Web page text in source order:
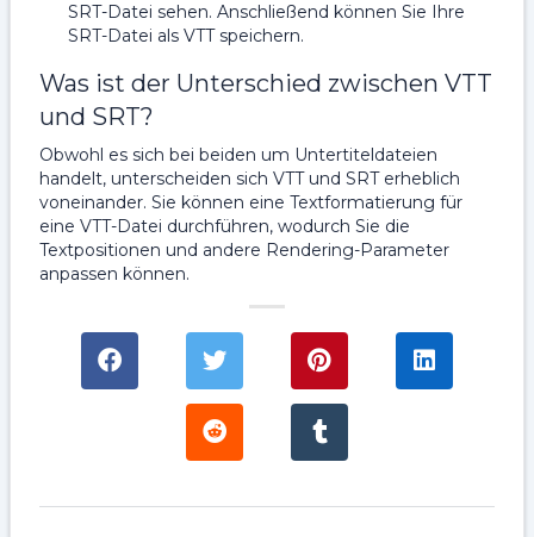
SRT-Datei sehen. Anschließend können Sie Ihre
SRT-Datei als VTT speichern.
Was ist der Unterschied zwischen VTT
und SRT?
Obwohl es sich bei beiden um Untertiteldateien
handelt, unterscheiden sich VTT und SRT erheblich
voneinander. Sie können eine Textformatierung für
eine VTT-Datei durchführen, wodurch Sie die
Textpositionen und andere Rendering-Parameter
anpassen können.